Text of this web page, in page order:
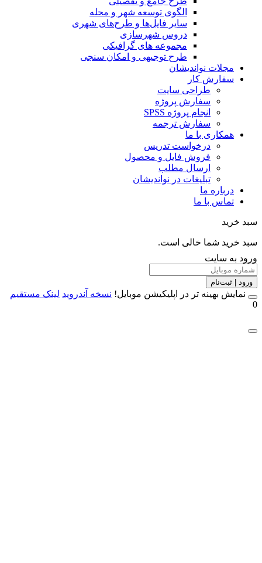
الگوی توسعه شهر و محله
سایر فایل‌ها و طرح‌های شهری
دروس شهرسازی
مجموعه های گرافیکی
طرح توجیهی و امکان سنجی
مجلات نواندیشان
سفارش کار
طراحی سایت
سفارش پروژه
انجام پروژه SPSS
سفارش ترجمه
همکاری با ما
درخواست تدریس
فروش فایل و محصول
ارسال مطلب
تبلیغات در نواندیشان
درباره ما
تماس با ما
خرید شما خالی است.
به سایت
| ثبت‌نام
بهینه تر در اپلیکیشن موبایل!نسخه آندروید لینک مستقیم